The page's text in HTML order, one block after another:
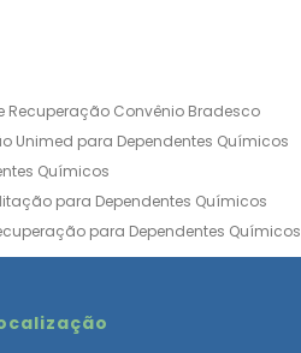
Recuperação Convênio Bradesco
Unimed para Dependentes Químicos
Químicos
para Dependentes Químicos
para Dependentes Químicos
Convênio Médico SulAmérica
de Recuperação Alcoolismo